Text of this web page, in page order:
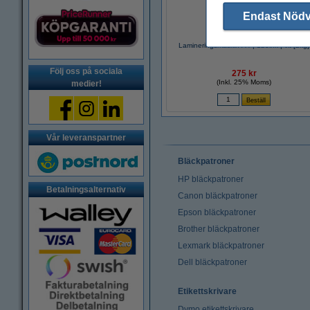
Följ oss på sociala
medier!
Vår leveranspartner
Betalningsalternativ
Lamineringsmaskin A4 | 123ink | vit [2kg]
275 kr
(Inkl. 25% Moms)
Bläckpatroner
HP bläckpatroner
Canon bläckpatroner
Epson bläckpatroner
Brother bläckpatroner
Lexmark bläckpatroner
Dell bläckpatroner
Etikettskrivare
Endast